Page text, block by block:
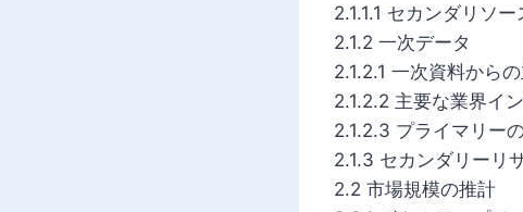
2.1.1.1 セカンダリソ
2.1.2 一次データ
2.1.2.1 一次資料から
2.1.2.2 主要な業界イ
2.1.2.3 プライマリー
2.1.3 セカンダリーリ
2.2 市場規模の推計